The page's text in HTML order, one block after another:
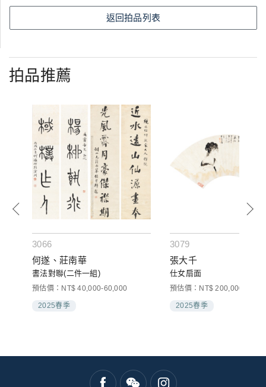
返回拍品列表
拍品推薦
3066
何遂、莊南華
書法對聯(二件一組)
預估價：NT$ 40,000-60,000
2025春季
3079
張大千
仕女扇面
預估價：NT$ 200,000-
2025春季